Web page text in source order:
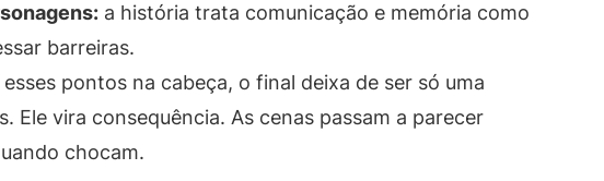
a história trata comunicação e memória como
barreiras.
pontos na cabeça, o final deixa de ser só uma
Ele vira consequência. As cenas passam a parecer
chocam.